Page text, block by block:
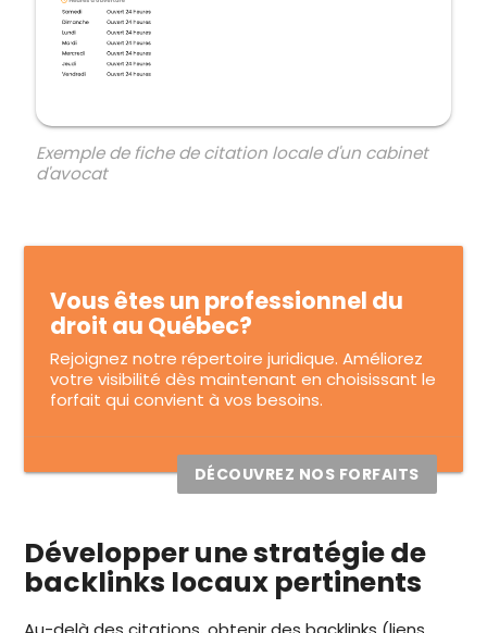
Exemple de fiche de citation locale d'un cabinet
d'avocat
Vous êtes un professionnel du
droit au Québec?
Rejoignez notre répertoire juridique. Améliorez
votre visibilité dès maintenant en choisissant le
forfait qui convient à vos besoins.
DÉCOUVREZ NOS FORFAITS
Développer une stratégie de
backlinks locaux pertinents